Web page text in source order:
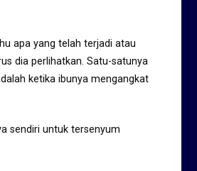
apa yang telah terjadi atau
dia perlihatkan. Satu-satunya
ketika ibunya mengangkat
sendiri untuk tersenyum